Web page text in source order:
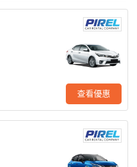
查看優惠